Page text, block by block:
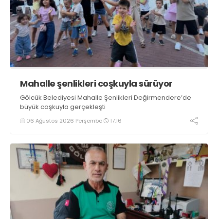
Mahalle şenlikleri coşkuyla sürüyor
Gölcük Belediyesi Mahalle Şenlikleri Değirmendere’de
büyük coşkuyla gerçekleşti
06 Ağustos 2026 Perşembe 17:16